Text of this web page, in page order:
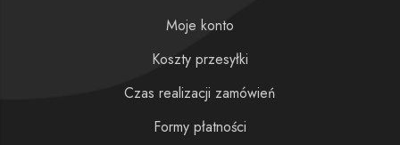
Moje konto
Koszty przesyłki
Czas realizacji zamówień
Formy płatności